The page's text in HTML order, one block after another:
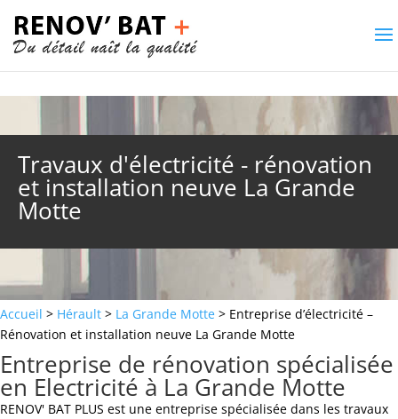
Travaux d'électricité - rénovation
et installation neuve La Grande
Motte
Accueil > Hérault > La Grande Motte > Entreprise d’électricité –
Rénovation et installation neuve La Grande Motte
Entreprise de rénovation spécialisée
en Electricité à La Grande Motte
RENOV' BAT PLUS est une entreprise spécialisée dans les travaux